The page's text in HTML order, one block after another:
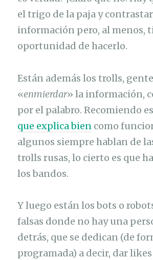
el trigo de la paja y
información pero, al menos,
oportunidad de hacerlo.
Están además los trolls,
«enmierdar» la información,
por el palabro. Recomiendo
que explica bien como
algunos siempre hablan de
trolls rusas, lo cierto es que
los bandos.
Y luego están los bots o
falsas donde no hay una
detrás, que se dedican (de
programada) a decir, dar